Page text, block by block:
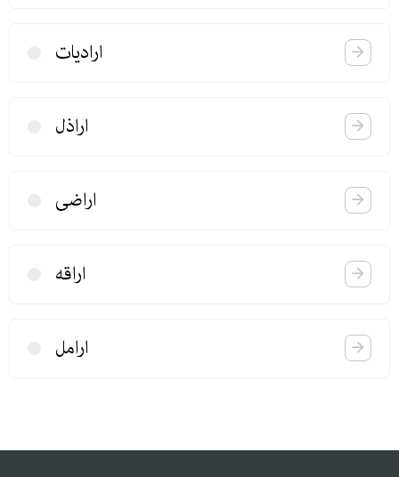
ارادیات
اراذل
اراضی
اراقه
ارامل